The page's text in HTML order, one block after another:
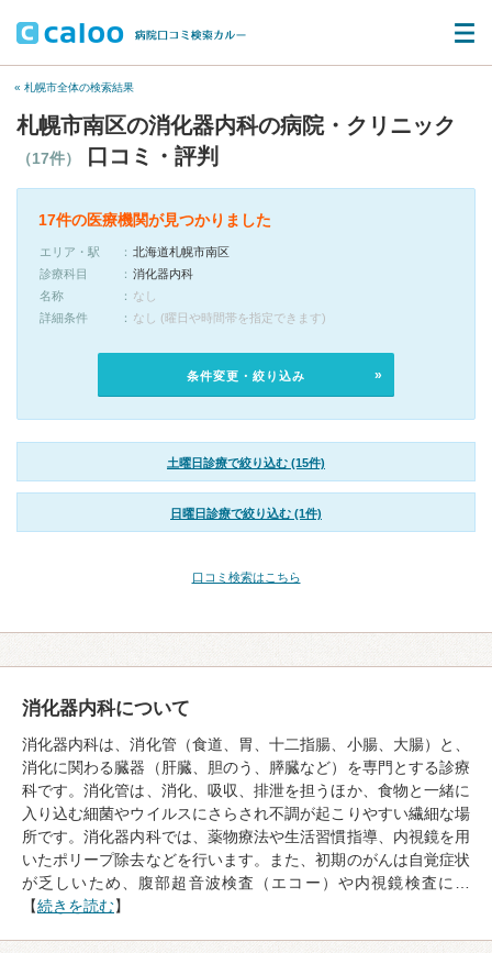
« 札幌市全体の検索結果
札幌市南区の消化器内科の病院・クリニック
（17件） 口コミ・評判
17件の医療機関が見つかりました
エリア・駅
北海道札幌市南区
診療科目
消化器内科
名称
なし
詳細条件
なし (曜日や時間帯を指定できます)
条件変更・絞り込み
土曜日診療で絞り込む (15件)
日曜日診療で絞り込む (1件)
口コミ検索はこちら
消化器内科について
消化器内科は、消化管（食道、胃、十二指腸、小腸、大腸）と、
消化に関わる臓器（肝臓、胆のう、膵臓など）を専門とする診療
科です。消化管は、消化、吸収、排泄を担うほか、食物と一緒に
入り込む細菌やウイルスにさらされ不調が起こりやすい繊細な場
所です。消化器内科では、薬物療法や生活習慣指導、内視鏡を用
いたポリープ除去などを行います。また、初期のがんは自覚症状
が乏しいため、腹部超音波検査（エコー）や内視鏡検査に…
【続きを読む】